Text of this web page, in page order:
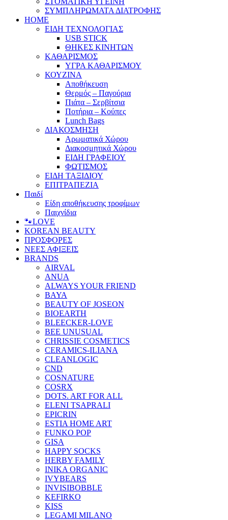
ΣΥΜΠΛΗΡΩΜΑΤΑ ΔΙΑΤΡΟΦΗΣ
HOME
ΕΙΔΗ ΤΕΧΝΟΛΟΓΙΑΣ
USB STICK
ΘΗΚΕΣ ΚΙΝΗΤΩΝ
ΚΑΘΑΡΙΣΜΟΣ
ΥΓΡΑ ΚΑΘΑΡΙΣΜΟΥ
ΚΟΥΖΙΝΑ
Αποθήκευση
Θερμός – Παγούρια
Πιάτα – Σερβίτσια
Ποτήρια – Κούπες
Lunch Bags
ΔΙΑΚΟΣΜΗΣΗ
Αρωματικά Χώρου
Διακοσμητικά Χώρου
ΕΙΔΗ ΓΡΑΦΕΙΟΥ
ΦΩΤΙΣΜΟΣ
ΕΙΔΗ ΤΑΞΙΔΙΟΥ
ΕΠΙΤΡΑΠΕΖΙΑ
Παιδί
Είδη αποθήκευσης τροφίμων
Παιχνίδια
🐾LOVE
KOREAN BEAUTY
ΠΡΟΣΦΟΡΕΣ
ΝΕΕΣ ΑΦΙΞΕΙΣ
BRANDS
AIRVAL
ANUA
ALWAYS YOUR FRIEND
BAYA
BEAUTY OF JOSEON
BIOEARTH
BLEECKER-LOVE
BEE UNUSUAL
CHRISSIE COSMETICS
CERAMICS-ILIANA
CLEANLOGIC
CND
COSNATURE
COSRX
DOTS. ART FOR ALL
ELENI TSAPRALI
EPICRIN
ESTIA HOME ART
FUNKO POP
GISA
HAPPY SOCKS
HERBY FAMILY
INIKA ORGANIC
IVYBEARS
INVISIBOBBLE
KEFIRKO
KISS
LEGAMI MILANO